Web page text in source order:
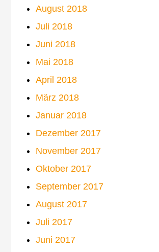
August 2018
Juli 2018
Juni 2018
Mai 2018
April 2018
März 2018
Januar 2018
Dezember 2017
November 2017
Oktober 2017
September 2017
August 2017
Juli 2017
Juni 2017